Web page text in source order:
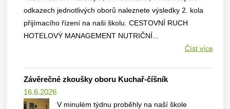
odkazech jednotlivých oborů naleznete výsledky 2. kola
přijímacího řízení na naši školu. CESTOVNÍ RUCH
HOTELOVÝ MANAGEMENT NUTRIČNÍ...
Číst více
Závěrečné zkoušky oboru Kuchař-číšník
16.6.2026
V minulém týdnu proběhly na naší škole